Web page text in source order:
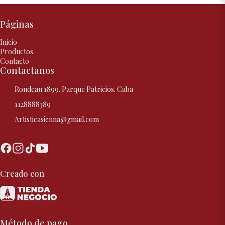
Páginas
Inicio
Productos
Contacto
Contactanos
Rondeau 1899. Parque Patricios. Caba
1128888389
Artisticasienna@gmail.com
Creado con